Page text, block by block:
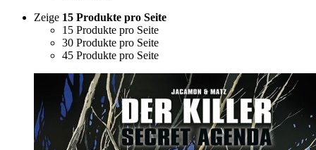
Zeige 15 Produkte pro Seite
15 Produkte pro Seite
30 Produkte pro Seite
45 Produkte pro Seite